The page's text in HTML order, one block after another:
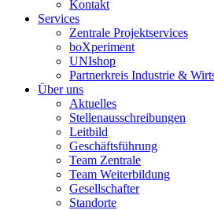
Kontakt
Services
Zentrale Projektservices
boXperiment
UNIshop
Partnerkreis Industrie &
Über uns
Aktuelles
Stellenausschreibungen
Leitbild
Geschäftsführung
Team Zentrale
Team Weiterbildung
Gesellschafter
Standorte